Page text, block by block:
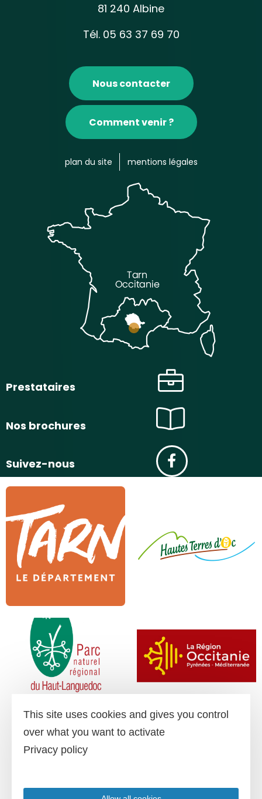
81 240 Albine
Tél. 05 63 37 69 70
Nous contacter
Comment venir ?
plan du site mentions légales
Prestataires
Nos brochures
Suivez-nous
This site uses cookies and gives you control
over what you want to activate
Privacy policy